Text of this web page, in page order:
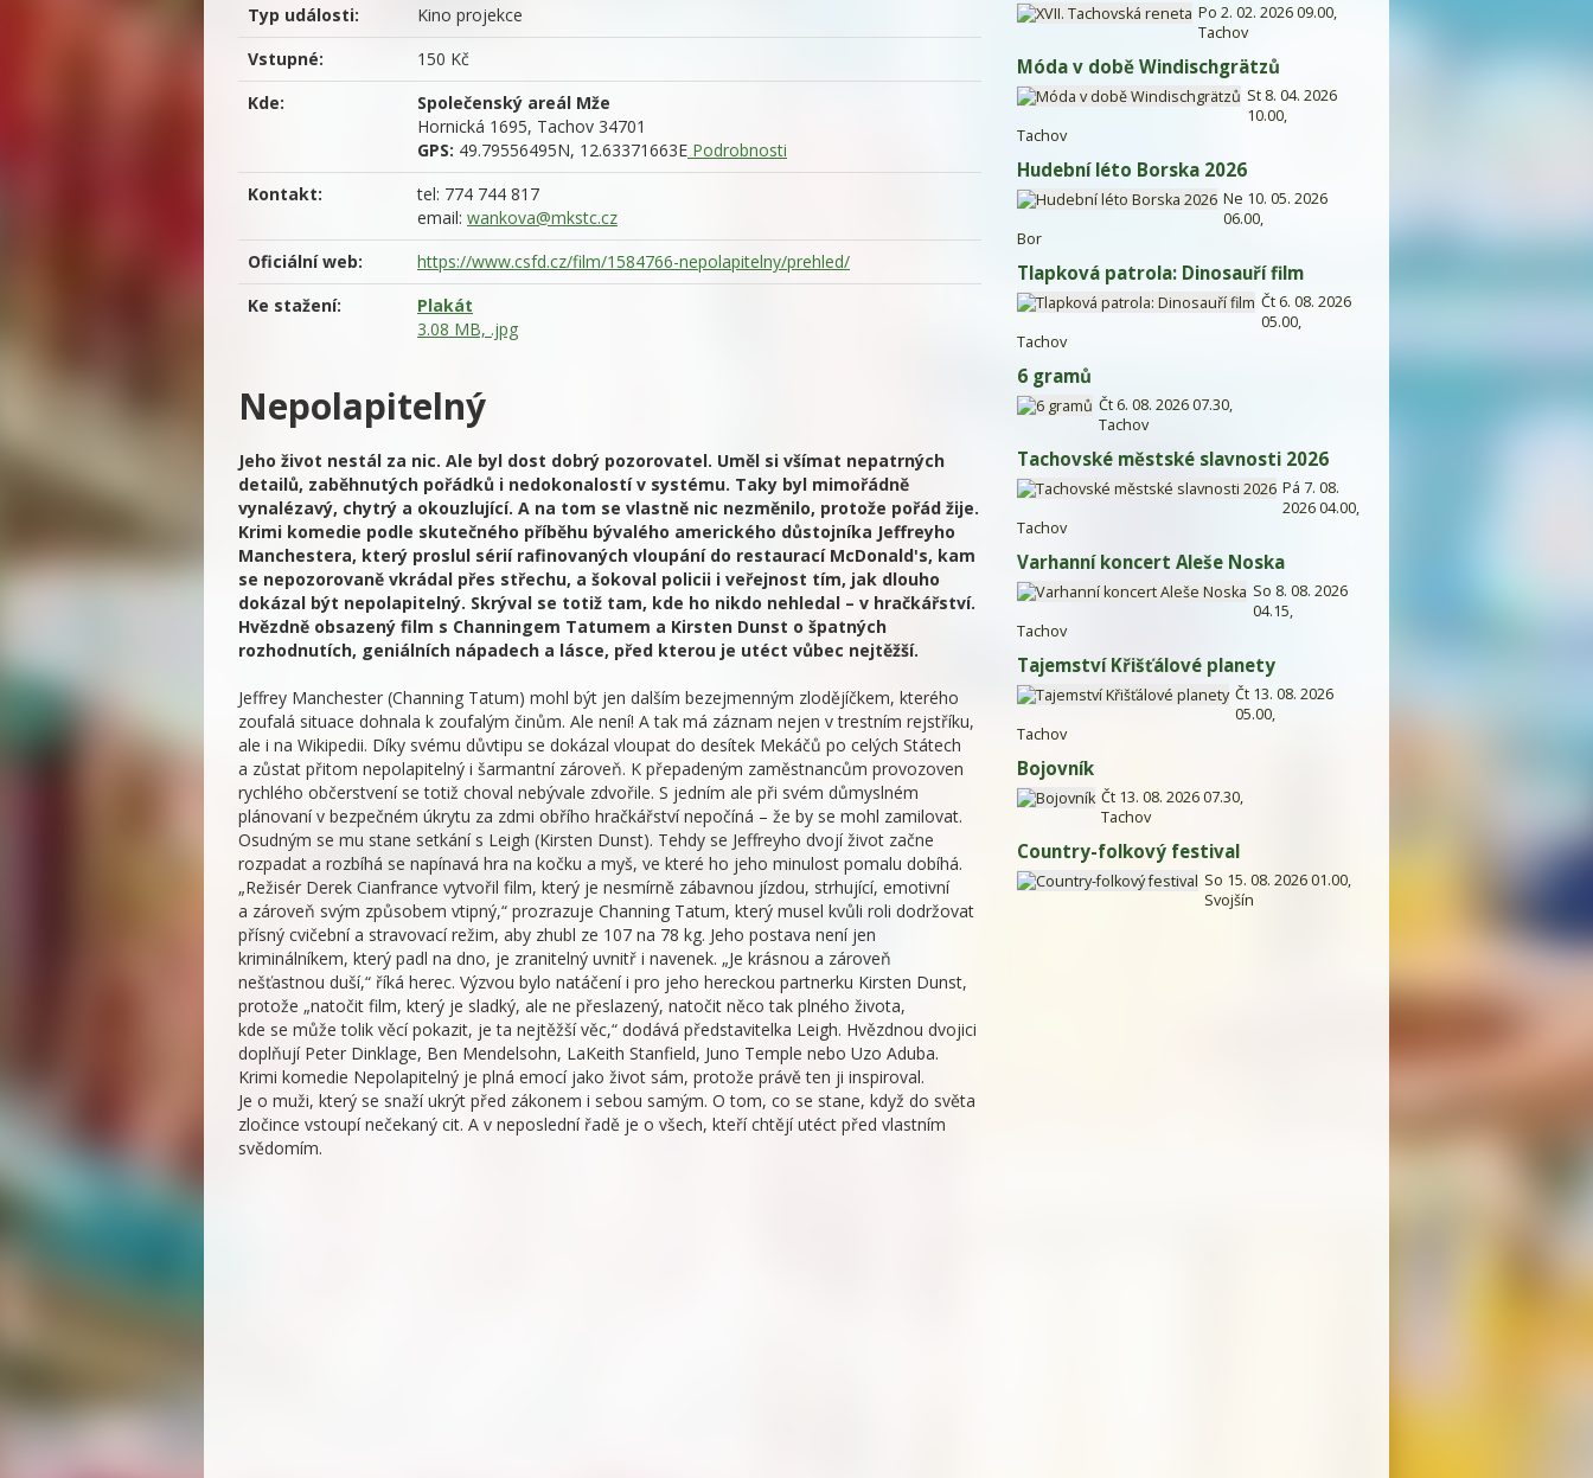
Typ události:
Kino projekce
Vstupné:
150 Kč
Kde:
Společenský areál Mže
Hornická 1695, Tachov 34701
GPS: 49.79556495N, 12.63371663E Podrobnosti
Kontakt:
tel: 774 744 817
email: wankova@mkstc.cz
Oficiální web:
https://www.csfd.cz/film/1584766-nepolapitelny/prehled/
Ke stažení:
Plakát
3.08 MB, .jpg
Nepolapitelný
Jeho život nestál za nic. Ale byl dost dobrý pozorovatel. Uměl si všímat nepatrných
detailů, zaběhnutých pořádků i nedokonalostí v systému. Taky byl mimořádně
vynalézavý, chytrý a okouzlující. A na tom se vlastně nic nezměnilo, protože pořád žije.
Krimi komedie podle skutečného příběhu bývalého amerického důstojníka Jeffreyho
Manchestera, který proslul sérií rafinovaných vloupání do restaurací McDonald's, kam
se nepozorovaně vkrádal přes střechu, a šokoval policii i veřejnost tím, jak dlouho
dokázal být nepolapitelný. Skrýval se totiž tam, kde ho nikdo nehledal – v hračkářství.
Hvězdně obsazený film s Channingem Tatumem a Kirsten Dunst o špatných
rozhodnutích, geniálních nápadech a lásce, před kterou je utéct vůbec nejtěžší.
Jeffrey Manchester (Channing Tatum) mohl být jen dalším bezejmenným zlodějíčkem, kterého
zoufalá situace dohnala k zoufalým činům. Ale není! A tak má záznam nejen v trestním rejstříku,
ale i na Wikipedii. Díky svému důvtipu se dokázal vloupat do desítek Mekáčů po celých Státech
a zůstat přitom nepolapitelný i šarmantní zároveň. K přepadeným zaměstnancům provozoven
rychlého občerstvení se totiž choval nebývale zdvořile. S jedním ale při svém důmyslném
plánovaní v bezpečném úkrytu za zdmi obřího hračkářství nepočíná – že by se mohl zamilovat.
Osudným se mu stane setkání s Leigh (Kirsten Dunst). Tehdy se Jeffreyho dvojí život začne
rozpadat a rozbíhá se napínavá hra na kočku a myš, ve které ho jeho minulost pomalu dobíhá.
„Režisér Derek Cianfrance vytvořil film, který je nesmírně zábavnou jízdou, strhující, emotivní
a zároveň svým způsobem vtipný,“ prozrazuje Channing Tatum, který musel kvůli roli dodržovat
přísný cvičební a stravovací režim, aby zhubl ze 107 na 78 kg. Jeho postava není jen
kriminálníkem, který padl na dno, je zranitelný uvnitř i navenek. „Je krásnou a zároveň
nešťastnou duší,“ říká herec. Výzvou bylo natáčení i pro jeho hereckou partnerku Kirsten Dunst,
protože „natočit film, který je sladký, ale ne přeslazený, natočit něco tak plného života,
kde se může tolik věcí pokazit, je ta nejtěžší věc,“ dodává představitelka Leigh. Hvězdnou dvojici
doplňují Peter Dinklage, Ben Mendelsohn, LaKeith Stanfield, Juno Temple nebo Uzo Aduba.
Krimi komedie Nepolapitelný je plná emocí jako život sám, protože právě ten ji inspiroval.
Je o muži, který se snaží ukrýt před zákonem i sebou samým. O tom, co se stane, když do světa
zločince vstoupí nečekaný cit. A v neposlední řadě je o všech, kteří chtějí utéct před vlastním
svědomím.
Po 2. 02. 2026 09.00,
Tachov
Móda v době Windischgrätzů
St 8. 04. 2026
10.00,
Tachov
Hudební léto Borska 2026
Ne 10. 05. 2026
06.00,
Bor
Tlapková patrola: Dinosauří film
Čt 6. 08. 2026
05.00,
Tachov
6 gramů
Čt 6. 08. 2026 07.30,
Tachov
Tachovské městské slavnosti 2026
Pá 7. 08.
2026 04.00,
Tachov
Varhanní koncert Aleše Noska
So 8. 08. 2026
04.15,
Tachov
Tajemství Křišťálové planety
Čt 13. 08. 2026
05.00,
Tachov
Bojovník
Čt 13. 08. 2026 07.30,
Tachov
Country-folkový festival
So 15. 08. 2026 01.00,
Svojšín